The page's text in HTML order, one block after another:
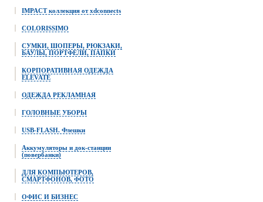
IMPACT коллекция от xdconnects
COLORISSIMO
СУМКИ, ШОПЕРЫ, РЮКЗАКИ,
БАУЛЫ, ПОРТФЕЛИ, ПАПКИ
КОРПОРАТИВНАЯ ОДЕЖДА
ELEVATE
ОДЕЖДА РЕКЛАМНАЯ
ГОЛОВНЫЕ УБОРЫ
USB-FLASH. Флешки
Аккумуляторы и док-станции
(повербанки)
ДЛЯ КОМПЬЮТЕРОВ,
СМАРТФОНОВ, ФОТО
ОФИС И БИЗНЕС